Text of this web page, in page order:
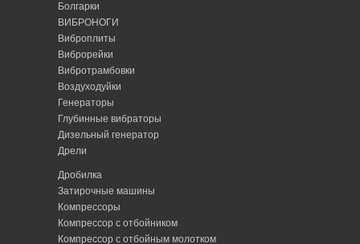
Болгарки
ВИБРОНОГИ
Виброплиты
Виброрейки
Вибротрамбовки
Воздуходуйки
Генераторы
Глубинные вибраторы
Дизельный генератор
Дрели
Дробилка
Затирочные машины
Компрессоры
Компрессор с отбойником
Компрессор с отбойным молотком